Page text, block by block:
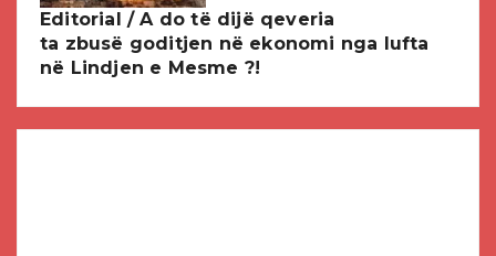
Editorial / A do të dijë qeveria
ta zbusë goditjen në ekonomi nga lufta
në Lindjen e Mesme ?!